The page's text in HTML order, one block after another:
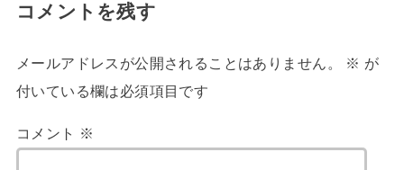
コメントを残す
メールアドレスが公開されることはありません。 ※ が
付いている欄は必須項目です
コメント ※